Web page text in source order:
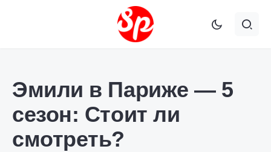
Эмили в Париже — 5
сезон: Стоит ли
смотреть?